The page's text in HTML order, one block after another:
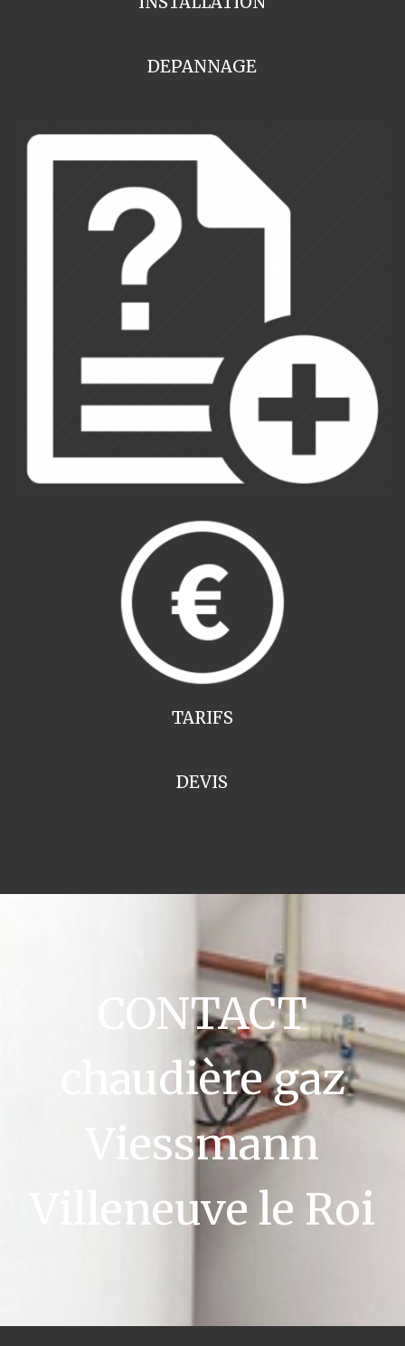
DEPANNAGE
TARIFS
DEVIS
CONTACT
chaudière gaz
Viessmann
Villeneuve le Roi